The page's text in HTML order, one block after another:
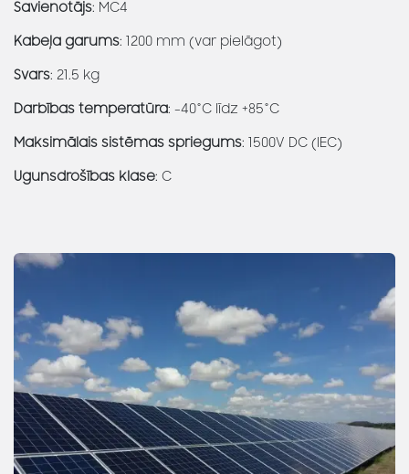
Savienotājs: MC4
Kabeļa garums: 1200 mm (var pielāgot)
Svars: 21.5 kg
Darbības temperatūra: -40°C līdz +85°C
Maksimālais sistēmas spriegums: 1500V DC (IEC)
Ugunsdrošības klase: C